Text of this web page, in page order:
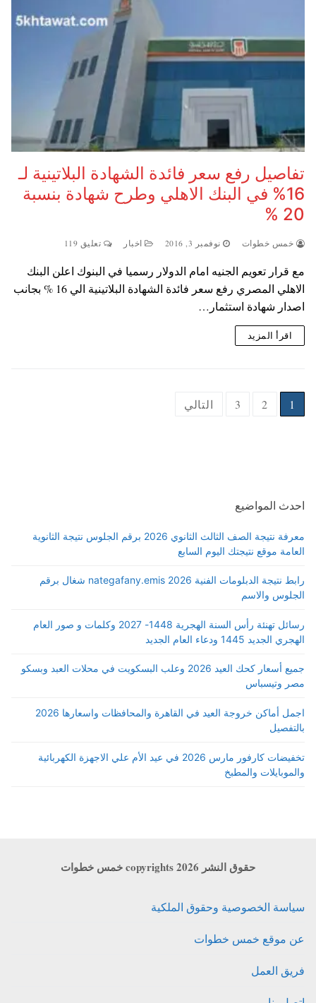
تفاصيل رفع سعر فائدة الشهادة البلاتينية لـ
16% في البنك الاهلي وطرح شهادة بنسبة
20 %
خمس خطوات نوفمبر 3, 2016 اخبار تعليق 119
مع قرار تعويم الجنيه امام الدولار رسميا في البنوك اعلن البنك
الاهلي المصري رفع سعر فائدة الشهادة البلاتينية الي 16 % بجانب
اصدار شهادة استثمار…
اقرأ المزيد
Posts
1
2
3 التالي
احدث المواضيع
معرفة نتيجة الصف الثالث الثانوي 2026 برقم الجلوس نتيجة الثانوية
العامة موقع نتيجتك اليوم السابع
رابط نتيجة الدبلومات الفنية 2026 nategafany.emis شغال برقم
الجلوس والاسم
رسائل تهنئة رأس السنة الهجرية 1448- 2027 وكلمات و صور العام
الهجري الجديد 1445 ودعاء العام الجديد
جميع أسعار كحك العيد 2026 وعلب البسكويت في محلات العبد وبسكو
مصر وتيسباس
اجمل أماكن خروجة العيد في القاهرة والمحافظات واسعارها 2026
بالتفصيل
تخفيضات كارفور مارس 2026 في عيد الأم علي الاجهزة الكهربائية
والموبايلات والمطبخ
حقوق النشر copyrights 2026 خمس خطوات
سياسة الخصوصية وحقوق الملكية
عن موقع خمس خطوات
فريق العمل